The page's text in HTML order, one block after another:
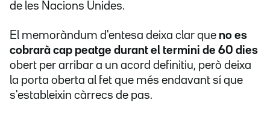
de les Nacions Unides.
El memoràndum d'entesa deixa clar que no es
cobrarà cap peatge durant el termini de 60 dies
obert per arribar a un acord definitiu, però deixa
la porta oberta al fet que més endavant sí que
s'estableixin càrrecs de pas.